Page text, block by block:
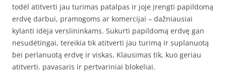
todėl atitverti jau turimas patalpas ir joje įrengti papildomą
erdvę darbui, pramogoms ar komercijai – dažniausiai
kylanti idėja verslininkams. Sukurti papildomą erdvę gan
nesudėtingai, tereikia tik atitverti jau turimą ir suplanuotą
bei perlanuotą erdvę ir viskas. Klausimas tik, kuo geriau
atitverti. pavasaris ir pertvariniai blokeliai.